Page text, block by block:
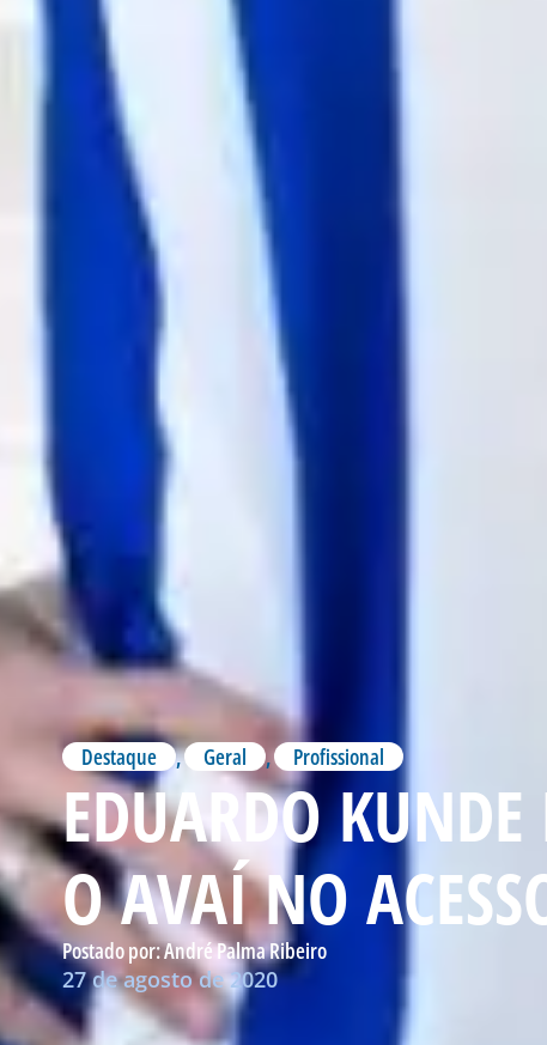
Destaque , Geral , Profissional
EDUARDO KUNDE
O AVAÍ NO
Postado por:André Palma Ribeiro
27 de agosto de 2020